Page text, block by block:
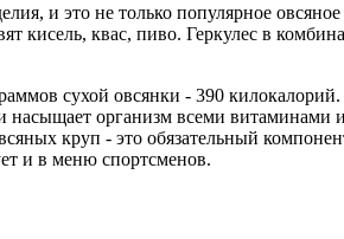
и это не только популярное
кисель, квас, пиво. Геркулес в
сухой овсянки - 390
насыщает организм всеми
круп - это обязательный
и в меню спортсменов.